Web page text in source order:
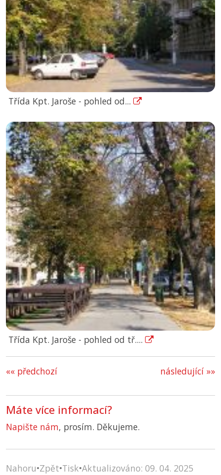
Třída Kpt. Jaroše - pohled od...
Třída Kpt. Jaroše - pohled od tř....
«« předchozí následující »»
Máte více informací?
Napište nám, prosím. Děkujeme.
Nahoru•Zpět•Tisk•Aktualizováno: 09. 04. 2025